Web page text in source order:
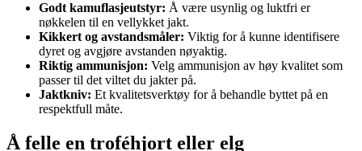
Godt kamuflasjeutstyr: Å være usynlig og luktfri er
nøkkelen til en vellykket jakt.
Kikkert og avstandsmåler: Viktig for å kunne identifisere
dyret og avgjøre avstanden nøyaktig.
Riktig ammunisjon: Velg ammunisjon av høy kvalitet som
passer til det viltet du jakter på.
Jaktkniv: Et kvalitetsverktøy for å behandle byttet på en
respektfull måte.
Å felle en troféhjort eller elg